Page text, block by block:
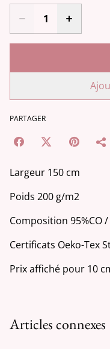
PARTAGER
Largeur 150 cm
Poids 200 g/m2
Composition 95%CO /
Certificats Oeko-Tex
Prix affiché pour 10
Articles connexes